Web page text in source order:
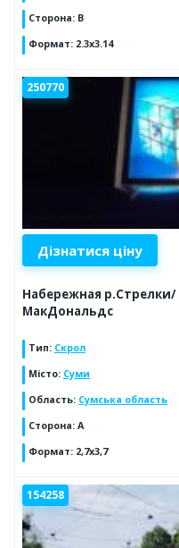
Сторона: B
Формат: 2.3x3.14
250770
Дізнатися ціну
Набережная р.Стрелки/
МакДональдс
Тип: Скрол
Місто: Суми
Область: Сумська область
Сторона: А
Формат: 2,7х3,7
154258